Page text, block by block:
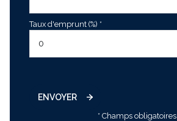
Taux d'emprunt (%) *
ENVOYER
* Champs obligatoires